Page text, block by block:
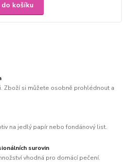
košíku
Zboží si můžete osobně prohlédnout a
na jedlý papír nebo fondánový list.
surovin
vhodná pro domácí pečení.